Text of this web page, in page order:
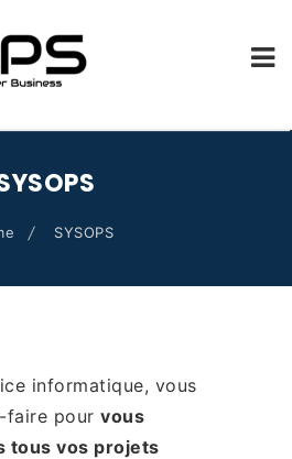
SYSOPS
informatique, vous
faire pour vous
tous vos projets